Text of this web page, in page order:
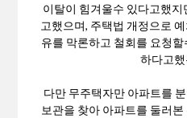
이탈이 힘겨울수 있다고했
고했으며, 주택법 개정으로
유를 막론하고 철회를 요청
하다고
다만 무주택자만 아파트를
보관을 찾아 아파트를 둘러